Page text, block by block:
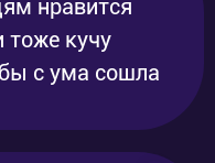
нравится
тоже кучу
с ума сошла